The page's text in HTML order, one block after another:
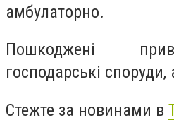
амбулаторно.
Пошкоджені
господарські споруди,
Стежте за новинами в